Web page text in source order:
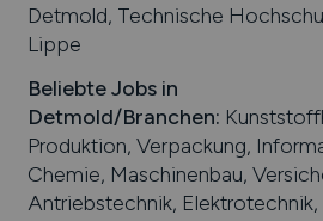
Detmold, Technische
Lippe
Beliebte Jobs in
Detmold/Branchen:
Produktion, Verpackung,
Chemie, Maschinenbau,
Antriebstechnik,